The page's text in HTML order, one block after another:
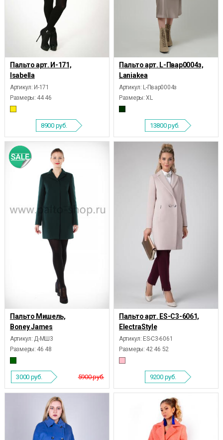
Пальто арт. И-171,
Isabella
Артикул: И-171
Размеры: 44 46
8900 руб.
Пальто арт. L-Пвар0004з,
Laniakea
Артикул: L-Пвар0004з
Размеры: XL
13800руб.
Пальто Мишель,
Boney James
Артикул: Д-МШ3
Размеры: 46 48
5900 руб.
3000 руб.
Пальто арт. ES-C3-6061,
ElectraStyle
Артикул: ES-C3-6061
Размеры: 42 46 52
9200 руб.